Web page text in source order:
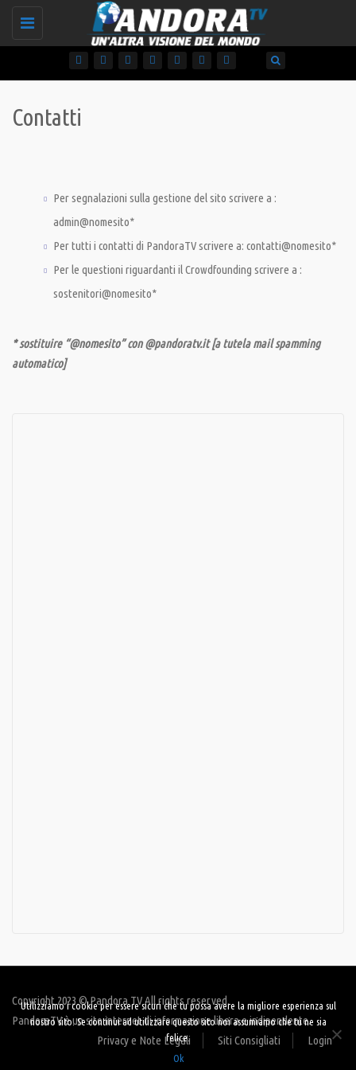
Toggle
Contatti
Per segnalazioni sulla gestione del sito scrivere a :
admin@nomesito*
Per tutti i contatti di PandoraTV scrivere a: contatti@nomesito*
Per le questioni riguardanti il Crowdfounding scrivere a :
sostenitori@nomesito*
* sostituire “@nomesito” con @pandoratv.it [a tutela mail spamming
automatico]
Copyright 2023 © Pandora TV All rights reserved.
PandoraTV è un sito internet di informazione libera e indipendente.
Privacy e Note Legali
Siti Consigliati Login
Utilizziamo i cookie per essere sicuri che tu possa avere la migliore esperienza sul
nostro sito. Se continui ad utilizzare questo sito noi assumiamo che tu ne sia
felice.
Ok